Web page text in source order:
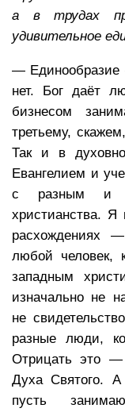
а в трудах
удивительное
—
нет. Бог даёт
бизнесом
третьему,
Так и в
Евангелием и
с разным и
христианства. Я
расхождениях
любой человек,
западным
изначально не
не
разные люди,
Отрицать это —
Духа Святого. А
пусть